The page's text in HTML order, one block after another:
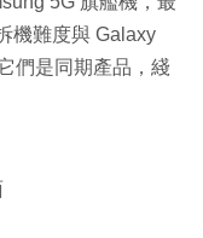
機難度與 Galaxy
們是同期產品，綫